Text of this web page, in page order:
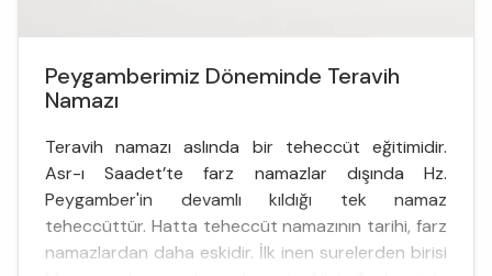
Peygamberimiz Döneminde Teravih
Namazı
Teravih namazı aslında bir teheccüt eğitimidir.
Asr-ı Saadet’te farz namazlar dışında Hz.
Peygamber'in devamlı kıldığı tek namaz
teheccüttür. Hatta teheccüt namazının tarihi, farz
namazlardan daha eskidir. İlk inen surelerden birisi